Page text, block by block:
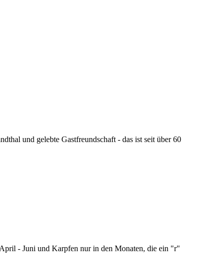
und gelebte Gastfreundschaft - das ist seit über 60
April - Juni und Karpfen nur in den Monaten, die ein "r"